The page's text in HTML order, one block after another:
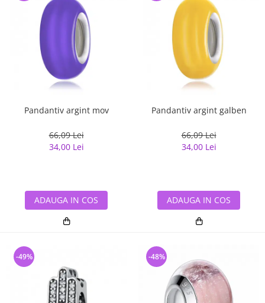
Pandantiv argint mov
66,09 Lei
34,00 Lei
ADAUGA IN COS
Pandantiv argint galben
66,09 Lei
34,00 Lei
ADAUGA IN COS
-49% -48%